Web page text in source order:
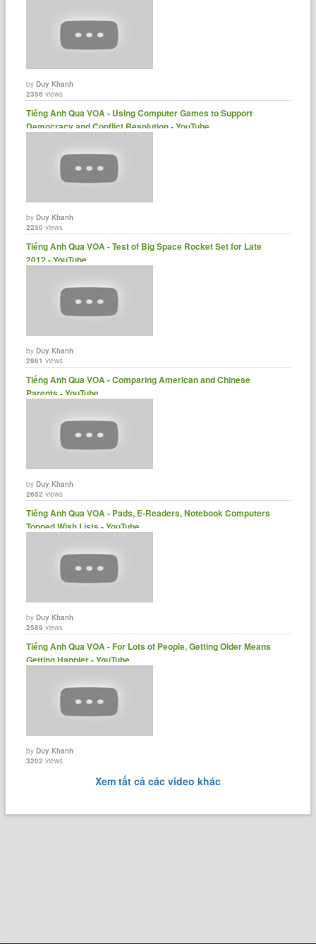
byDuy Khanh
2356 views
Tiếng Anh Qua VOA - Using Computer Games to Support
Democracy and Conflict Resolution - YouTube
byDuy Khanh
2230 views
Tiếng Anh Qua VOA - Test of Big Space Rocket Set for Late
2012 - YouTube
byDuy Khanh
2961 views
Tiếng Anh Qua VOA - Comparing American and Chinese
Parents - YouTube
byDuy Khanh
2652 views
Tiếng Anh Qua VOA - Pads, E-Readers, Notebook Computers
Topped Wish Lists - YouTube
byDuy Khanh
2589 views
Tiếng Anh Qua VOA - For Lots of People, Getting Older Means
Getting Happier - YouTube
byDuy Khanh
3202 views
Xem tất cả các video khác